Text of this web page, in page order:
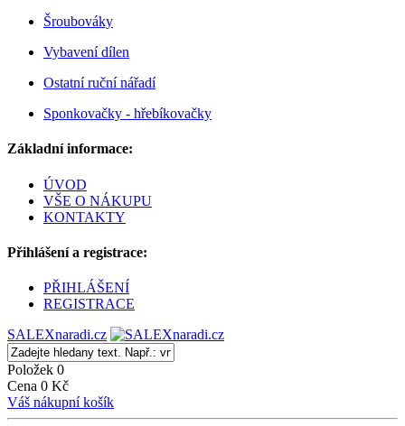
Šroubováky
Vybavení dílen
Ostatní ruční nářadí
Sponkovačky - hřebíkovačky
Základní informace:
ÚVOD
VŠE O NÁKUPU
KONTAKTY
Přihlášení a registrace:
PŘIHLÁŠENÍ
REGISTRACE
SALEXnaradi.cz
Položek 0
Cena 0 Kč
Váš nákupní košík